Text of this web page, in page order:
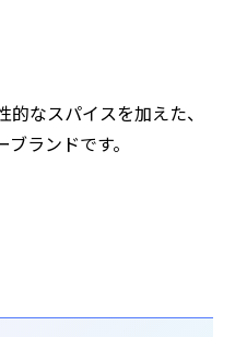
なスパイスを加えた、
ランドです。